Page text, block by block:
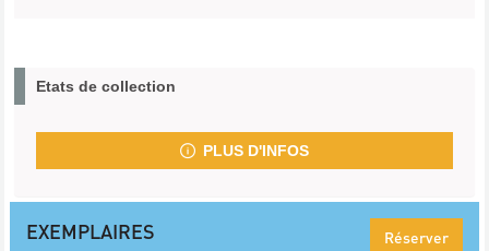
Etats de collection
PLUS D'INFOS
EXEMPLAIRES Réserver